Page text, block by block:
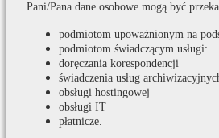
Pani/Pana dane osobowe mogą być
podmiotom upoważnionym na
podmiotom świadczącym usługi:
doręczania korespondencji
świadczenia usług
obsługi hostingowej
obsługi IT
płatnicze.